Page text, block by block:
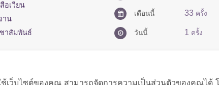
อเวียน
าน
าสัมพันธ์
เดือนนี้ 33 ครั้ง
วันนี้ 1 ครั้ง
เว็บไซต์ของคุณ สามารถจัดการความเป็นส่วนตัวของคุณได้